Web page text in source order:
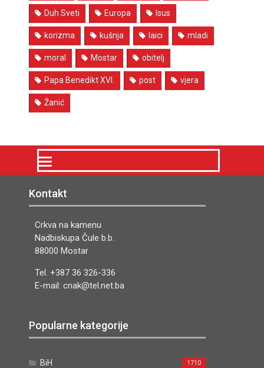
Duh Sveti Europa Isus
korizma kušnja laici mladi
moral Mostar obitelj
Papa Benedikt XVI. post vjera
Žanić
Kontakt
Crkva na kamenu
Nadbiskupa Čule b.b.
88000 Mostar
Tel. +387 36 326-336
E-mail: cnak@tel.net.ba
Popularne kategorije
BiH 1710